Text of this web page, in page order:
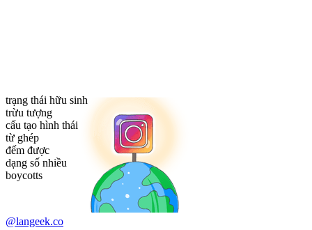
trạng thái hữu sinh
trừu tượng
cấu tạo hình thái
từ ghép
đếm được
dạng số nhiều
boycotts
@langeek.co